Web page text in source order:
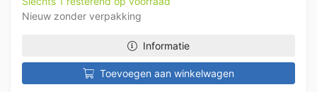
Nieuw zonder verpakking
Informatie
Toevoegen aan winkelwagen